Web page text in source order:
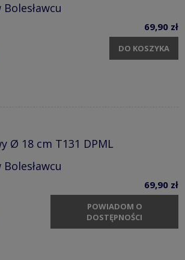
69,90 zł
DO KOSZYKA
Ø 18 cm T131 DPML
69,90 zł
POWIADOM O
DOSTĘPNOŚCI